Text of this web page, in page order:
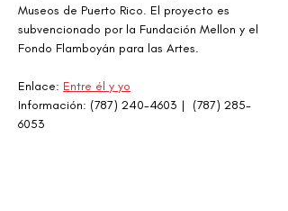
Museos de Puerto Rico. El proyecto es
subvencionado por la Fundación Mellon y el
Fondo Flamboyán para las Artes.
Enlace: Entre él y yo
Información: (787) 240-4603 |  (787) 285-
6053